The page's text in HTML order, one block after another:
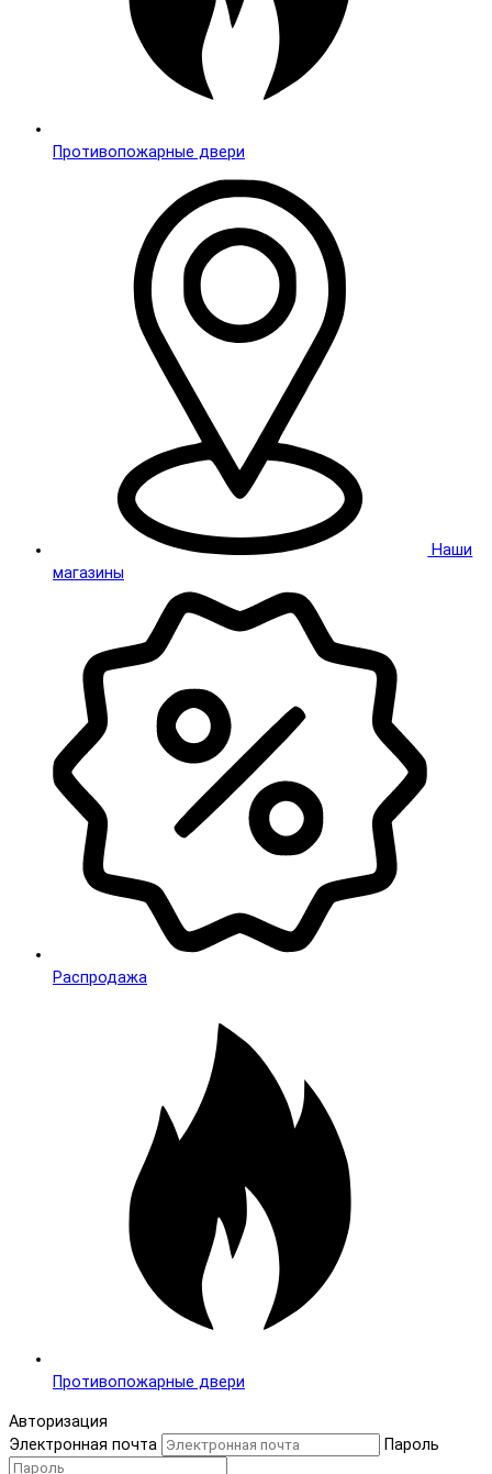
Противопожарные двери
Наши
магазины
Распродажа
Противопожарные двери
Авторизация
Электронная почта
Пароль